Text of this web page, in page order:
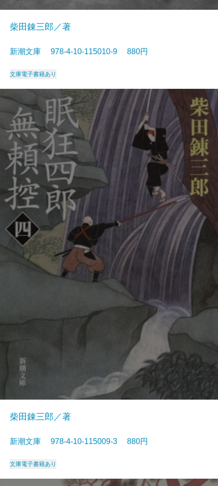
柴田錬三郎／著
新潮文庫 978-4-10-115010-9 880円
文庫電子書籍あり
柴田錬三郎／著
新潮文庫 978-4-10-115009-3 880円
文庫電子書籍あり